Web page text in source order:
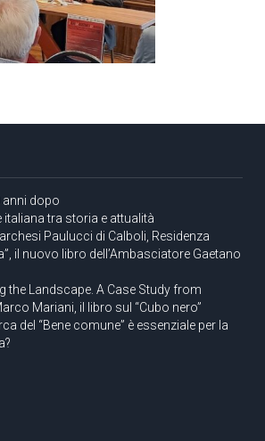
anni dopo
italiana tra storia e attualità
Paulucci di Calboli, Residenza
il nuovo libro dell’Ambasciatore Gaetano
the Landscape. A Case Study from
Mariani, il libro sul “Cubo nero”
del “Bene comune” è essenziale per la